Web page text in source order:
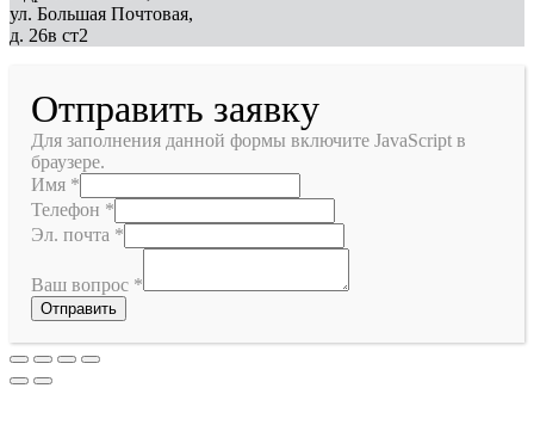
ул. Большая Почтовая,
д. 26в ст2
Отправить заявку
Для заполнения данной формы включите JavaScript в
браузере.
Имя *
Телефон *
Эл. почта *
Ваш вопрос *
Отправить